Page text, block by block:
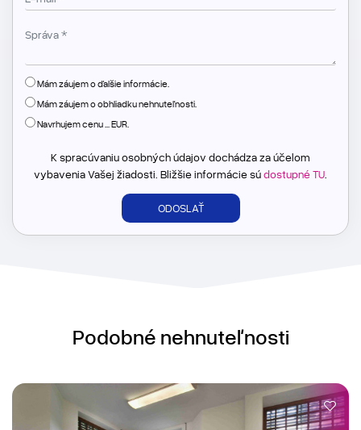
Mám záujem o ďalšie informácie.
Mám záujem o obhliadku nehnuteľnosti.
Navrhujem cenu ... EUR.
K spracúvaniu osobných údajov dochádza za účelom
vybavenia Vašej žiadosti. Bližšie informácie súdostupné TU
Podobné nehnuteľnosti